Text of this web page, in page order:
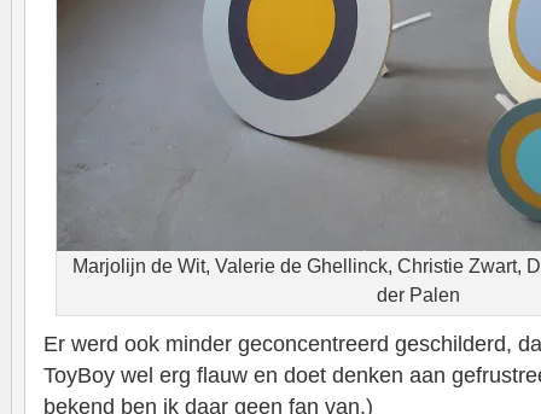
Marjolijn de Wit, Valerie de Ghellinck, Christie Zwart,
der Palen
Er werd ook minder geconcentreerd geschilderd,
ToyBoy wel erg flauw en doet denken aan
bekend ben ik daar geen fan van.)